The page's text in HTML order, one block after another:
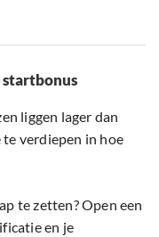
liggen lager dan
te verdiepen in hoe
te zetten? Open een
en je